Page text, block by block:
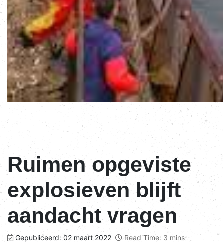
Ruimen opgeviste
explosieven blijft
aandacht vragen
Gepubliceerd: 02 maart 2022 Read Time: 3 mins